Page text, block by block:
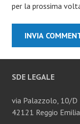
per la prossima
SDE LEGALE
via Palazzolo, 10/D
42121 Reggio